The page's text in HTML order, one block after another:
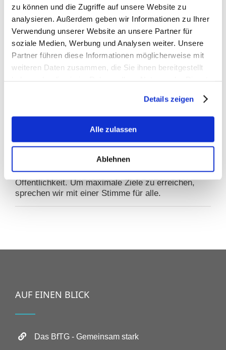
zu können und die Zugriffe auf unsere Website zu
analysieren. Außerdem geben wir Informationen zu Ihrer
Verwendung unserer Website an unsere Partner für
soziale Medien, Werbung und Analysen weiter. Unsere
Partner führen diese Informationen möglicherweise mit
weiteren Daten zusammen, die Sie ihnen bereitgestellt
Details zeigen
Alle zulassen
Ablehnen
Grundproblem nicht – Kritik an
Stellungnahmefrist
Warum BfTG?
EINE STIMME
Gezielte Ansprache: Das BfTG vertritt die
Interessen der gesamten Branche im Dialog mit
politischen Entscheidern und gegenüber der
Öffentlichkeit. Um maximale Ziele zu erreichen,
sprechen wir mit einer Stimme für alle.
AUF EINEN BLICK
Das BfTG - Gemeinsam stark